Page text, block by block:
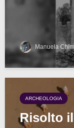
Manuela
ARCHEOLOGIA
Risolto